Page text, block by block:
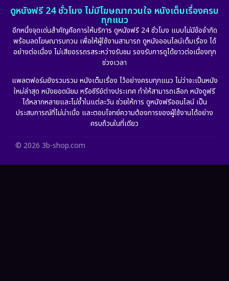
Film
Gothic (6)
HBO GO (11)
HBO Max (2)
Healing
Heist (7)
ดูหนังฟรี 24 ชั่วโมง ไม่มีโฆษณากวนใจ หนังเต็มเรื่องครบ
ทุกแนว
อีกหนึ่งจุดเด่นสำคัญคือการให้บริการ ดูหนังฟรี 24 ชั่วโมง แบบไม่มีข้อจำกัด
พร้อมลดโฆษณารบกวน เพื่อให้ผู้ใช้งานสามารถ ดูหนังออนไลน์เต็มเรื่อง ได้
อย่างต่อเนื่อง ไม่เสียอรรถรสระหว่างรับชม รองรับการดูได้ยาวต่อเนื่องทุก
ช่วงเวลา
แพลตฟอร์มยังรวบรวม หนังเต็มเรื่อง ไว้อย่างครบทุกแนว ไม่ว่าจะเป็นหนัง
ใหม่ล่าสุด หนังยอดนิยม หรือซีรีย์ต่างประเทศ ทำให้สามารถเลือก หนังดูฟรี
ได้หลากหลายและไม่ซ้ำในแต่ละวัน ช่วยให้การ ดูหนังฟรีออนไลน์ เป็น
ประสบการณ์ที่ไม่น่าเบื่อ และตอบโจทย์ความต้องการของผู้ใช้งานได้อย่าง
ครบถ้วนในที่เดียว
© 2026 3b-shop.com